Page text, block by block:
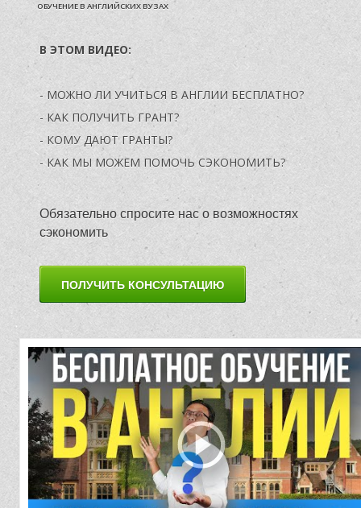
С
ОБУЧЕНИЕ В АНГЛИЙСКИХ ВУЗАХ
В ЭТОМ ВИДЕО:
- МОЖНО ЛИ УЧИТЬСЯ В АНГЛИИ БЕСПЛАТНО?
- КАК ПОЛУЧИТЬ ГРАНТ?
- КОМУ ДАЮТ ГРАНТЫ?
- КАК МЫ МОЖЕМ ПОМОЧЬ СЭКОНОМИТЬ?
Обязательно спросите нас о возможностях
сэкономить
ПОЛУЧИТЬ КОНСУЛЬТАЦИЮ